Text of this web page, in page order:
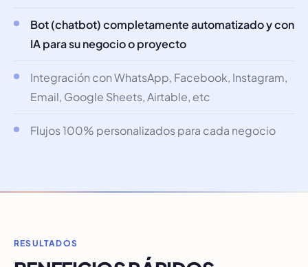
Bot (chatbot) completamente automatizado y con
IA para su negocio o proyecto
Integración con WhatsApp, Facebook, Instagram,
Email, Google Sheets, Airtable, etc
Flujos 100% personalizados para cada negocio
RESULTADOS